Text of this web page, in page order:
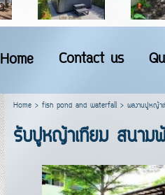
Home Contact us
Home> fish pond and waterfall> ผลงานปูหญ้า
รับปูหญ้าเทียม สนา